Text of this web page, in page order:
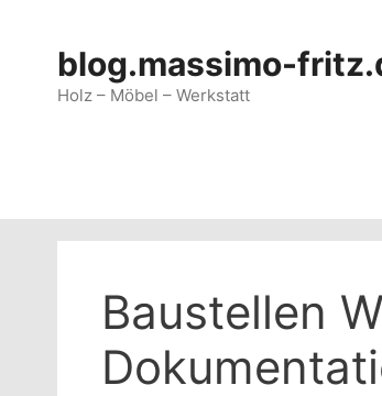
springenblog.massimo-
Holz – Möbel – Werkstatt
Baustellen